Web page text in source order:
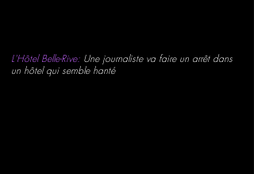
L'Hôtel Belle-Rive: Une journaliste va faire un arrêt dans
un hôtel qui semble hanté